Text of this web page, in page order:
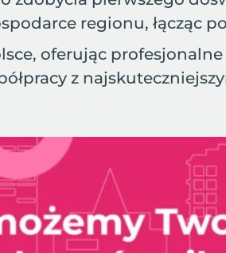
regionu, łącząc
oferując
z